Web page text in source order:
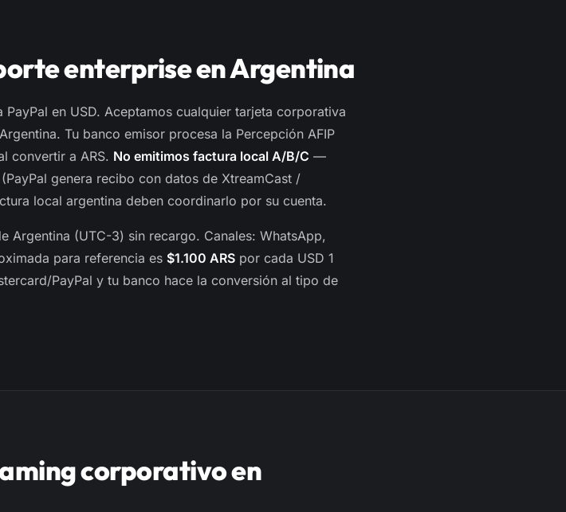
enterprise en Argentina
en USD. Aceptamos cualquier tarjeta corporativa
Tu banco emisor procesa la Percepción AFIP
convertir a ARS. No emitimos factura local A/B/C —
genera recibo con datos de XtreamCast /
local argentina deben coordinarlo por su cuenta.
(UTC-3) sin recargo. Canales: WhatsApp,
para referencia es $1.100 ARS por cada USD 1
PayPal y tu banco hace la conversión al tipo de
corporativo en